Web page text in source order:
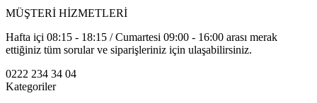
MÜŞTERİ HİZMETLERİ
Hafta içi 08:15 - 18:15 / Cumartesi 09:00 - 16:00 arası merak
ettiğiniz tüm sorular ve siparişleriniz için ulaşabilirsiniz.
0222 234 34 04
Kategoriler